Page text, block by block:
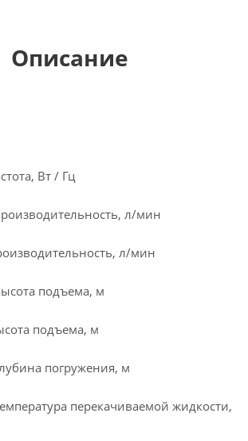
Описание
Вт / Гц
л/мин
л/мин
подъема, м
подъема, м
погружения, м
перекачиваемой жидкости,